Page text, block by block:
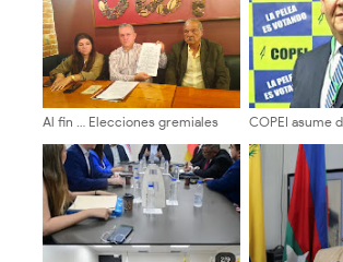
Al fin … Elecciones gremiales
del Colegio de Abogados de
Mérida
COPEI asume
vocación de
de resultados